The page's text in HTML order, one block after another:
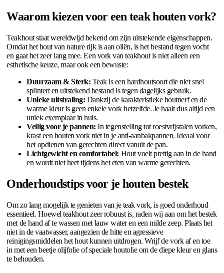
Waarom kiezen voor een teak houten vork?
Teakhout staat wereldwijd bekend om zijn uitstekende eigenschappen.
Omdat het hout van nature rijk is aan oliën, is het bestand tegen vocht
en gaat het zeer lang mee. Een vork van teakhout is niet alleen een
esthetische keuze, maar ook een bewuste:
Duurzaam & Sterk: Teak is een hardhoutsoort die niet snel
splintert en uitstekend bestand is tegen dagelijks gebruik.
Unieke uitstraling: Dankzij de karakteristieke houtnerf en de
warme kleur is geen enkele vork hetzelfde. Je haalt dus altijd een
uniek exemplaar in huis.
Veilig voor je pannen: In tegenstelling tot roestvrijstalen vorken,
krast een houten vork niet in je anti-aanbakpannen. Ideaal voor
het opdienen van gerechten direct vanuit de pan.
Lichtgewicht en comfortabel: Hout voelt prettig aan in de hand
en wordt niet heet tijdens het eten van warme gerechten.
Onderhoudstips voor je houten bestek
Om zo lang mogelijk te genieten van je teak vork, is goed onderhoud
essentieel. Hoewel teakhout zeer robuust is, raden wij aan om het bestek
met de hand af te wassen met lauw water en een milde zeep. Plaats het
niet in de vaatwasser, aangezien de hitte en agressieve
reinigingsmiddelen het hout kunnen uitdrogen. Wrijf de vork af en toe
in met een beetje olijfolie of speciale houtolie om de diepe kleur en glans
te behouden.